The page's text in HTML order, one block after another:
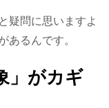
疑問に思いますよ
るんです。
」がカギ